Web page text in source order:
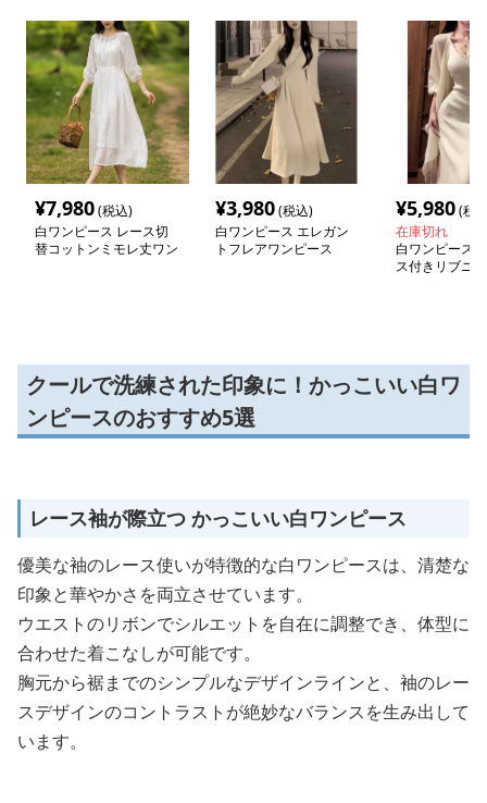
¥7,980(税込)
白ワンピース レース切
替コットンミモレ丈ワン
¥3,980(税込)
白ワンピース エレガン
トフレアワンピース
¥5,980(税
在庫切れ
白ワンピース
ス付きリブニ
クールで洗練された印象に！かっこいい白ワ
ンピースのおすすめ5選
レース袖が際立つ かっこいい白ワンピース
優美な袖のレース使いが特徴的な白ワンピースは、清楚な
印象と華やかさを両立させています。
ウエストのリボンでシルエットを自在に調整でき、体型に
合わせた着こなしが可能です。
胸元から裾までのシンプルなデザインラインと、袖のレー
スデザインのコントラストが絶妙なバランスを生み出して
います。